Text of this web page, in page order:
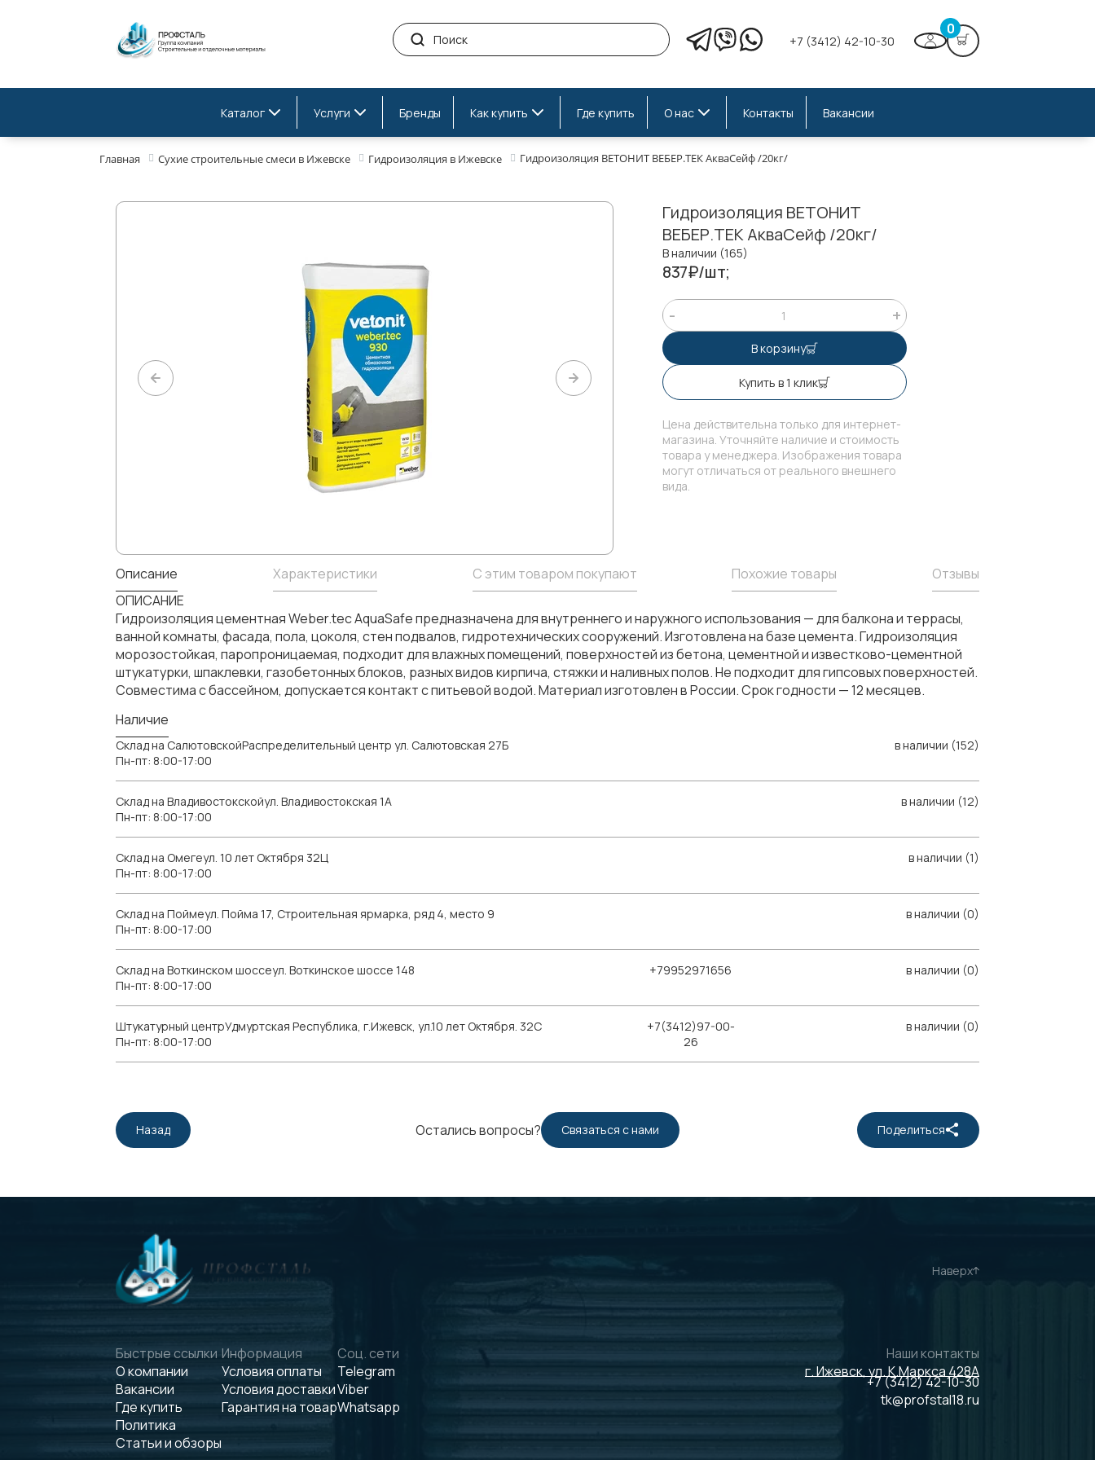
+7 (3412) 42-10-30
0
Каталог Услуги Бренды Как купить Где купить О нас Контакты Вакансии
Главная Сухие строительные смеси в Ижевске Гидроизоляция в Ижевске Гидроизоляция ВЕТОНИТ ВЕБЕР.ТЕК АкваСейф /20кг/
Гидроизоляция ВЕТОНИТ
ВЕБЕР.ТЕК АкваСейф /20кг/
В наличии (165)
837₽/шт;
В корзину
Купить в 1 клик
Цена действительна только для интернет-
магазина. Уточняйте наличие и стоимость
товара у менеджера. Изображения товара
могут отличаться от реального внешнего
вида.
Описание Характеристики С этим товаром покупают Похожие товары
Отзывы
ОПИСАНИЕ
Гидроизоляция цементная Weber.tec AquaSafe предназначена для внутреннего и наружного использования — для балкона и террасы,
ванной комнаты, фасада, пола, цоколя, стен подвалов, гидротехнических сооружений. Изготовлена на базе цемента. Гидроизоляция
морозостойкая, паропроницаемая, подходит для влажных помещений, поверхностей из бетона, цементной и известково-цементной
штукатурки, шпаклевки, газобетонных блоков, разных видов кирпича, стяжки и наливных полов. Не подходит для гипсовых поверхностей.
Совместима с бассейном, допускается контакт с питьевой водой. Материал изготовлен в России. Срок годности — 12 месяцев.
Наличие
Склад на СалютовскойРаспределительный центр ул. Салютовская 27Б
Пн-пт: 8:00-17:00
в наличии (152)
Склад на Владивостокскойул. Владивостокская 1А
Пн-пт: 8:00-17:00
в наличии (12)
Склад на Омегеул. 10 лет Октября 32Ц
Пн-пт: 8:00-17:00
в наличии (1)
Склад на Поймеул. Пойма 17, Строительная ярмарка, ряд 4, место 9
Пн-пт: 8:00-17:00
в наличии (0)
Склад на Воткинском шоссеул. Воткинское шоссе 148
Пн-пт: 8:00-17:00
+79952971656 в наличии (0)
Штукатурный центрУдмуртская Республика, г.Ижевск, ул.10 лет Октября. 32С
Пн-пт: 8:00-17:00
+7(3412)97-00-
26
в наличии (0)
Остались вопросы? Связаться с нами
Назад Поделиться
Наверх
Быстрые ссылки
О компании
Вакансии
Где купить
Политика
Статьи и обзоры
Информация
Условия оплаты
Условия доставки
Гарантия на товар
Соц. сети
Telegram
Viber
Whatsapp
Наши контакты
г. Ижевск, ул. К.Маркса 428А
+7 (3412) 42-10-30
tk@profstal18.ru